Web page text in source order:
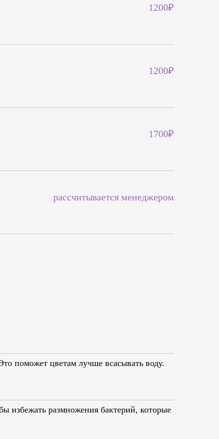
1200₽
1200₽
1700₽
рассчитывается менеджером
поможет цветам лучше всасывать воду.
избежать размножения бактерий, которые